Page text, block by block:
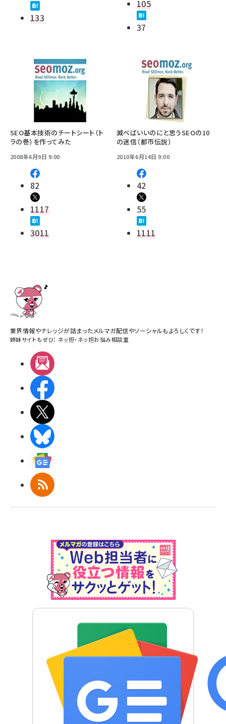
133
105
37
SEO基本技術のチートシート（ト
ラの巻）を作ってみた
2008年6月9日 9:00
82
1117
3011
滅べばいいのにと思うSEOの10
の迷信（都市伝説）
2010年6月14日 9:00
42
55
1111
業界情報やナレッジが詰まったメルマガ配信やソーシャルもよろしくです！
姉妹サイトもぜひ： ネッ担・ ネッ担お悩み相談室
RSS